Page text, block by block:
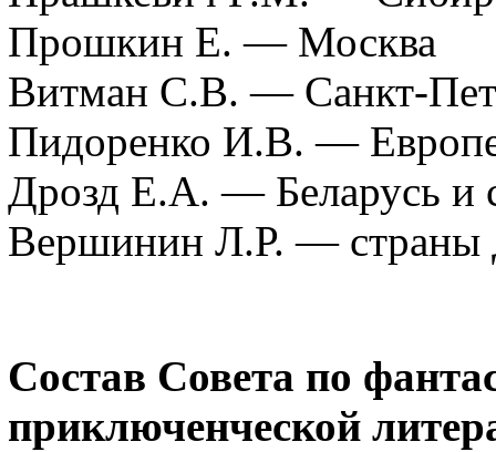
Прошкин Е. — Москва
Витман С.В. — Санкт-
Пидоренко И.В. —
Дрозд Е.А. — Беларусь и
Вершинин Л.Р. — страны
Состав Совета по
приключенческой